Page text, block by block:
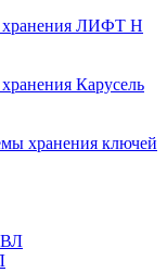
хранения ЛИФТ H
Карусель